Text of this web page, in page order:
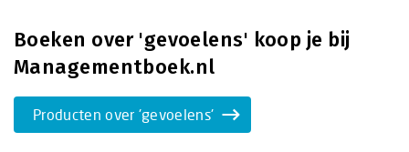
Boeken over 'gevoelens' koop je bij
Managementboek.nl
Producten over 'gevoelens'